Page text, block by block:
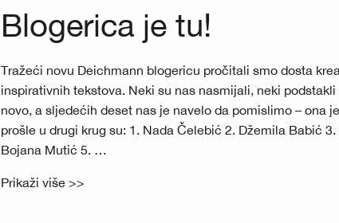
Blogerica je tu!
Tražeći novu Deichmann blogericu pročitali smo dosta
inspirativnih tekstova. Neki su nas nasmijali, neki
novo, a sljedećih deset nas je navelo da pomislimo – ona
prošle u drugi krug su: 1. Nada Čelebić 2. Džemila Babić
Bojana Mutić 5. …
Prikaži više >>